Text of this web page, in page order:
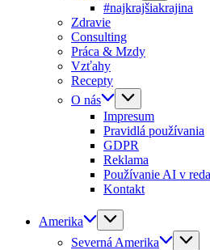
#najkrajšiakrajina
Zdravie
Consulting
Práca & Mzdy
Vzťahy
Recepty
O nás
Impresum
Pravidlá používania
GDPR
Reklama
Používanie AI v
Kontakt
Amerika
Severná Amerika